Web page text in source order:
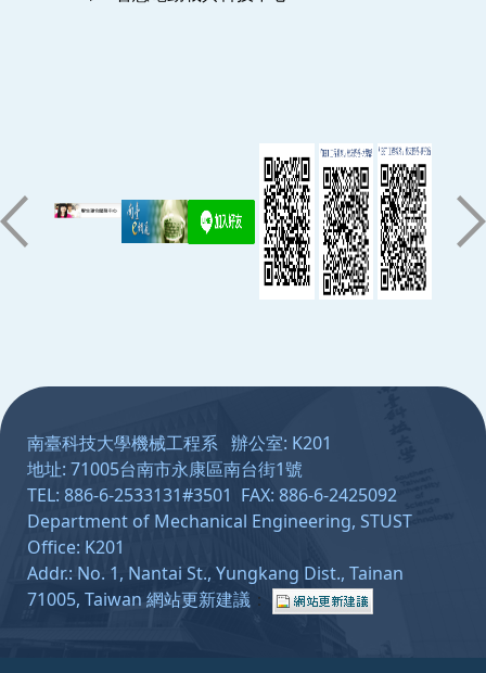
南臺科技大學機械工程系 辦公室: K201
地址: 71005台南市永康區南台街1號
TEL: 886-6-2533131#3501 FAX: 886-6-2425092
Department of Mechanical Engineering, STUST
Office: K201
Addr.: No. 1, Nantai St., Yungkang Dist., Tainan
71005, Taiwan 網站更新建議 ：